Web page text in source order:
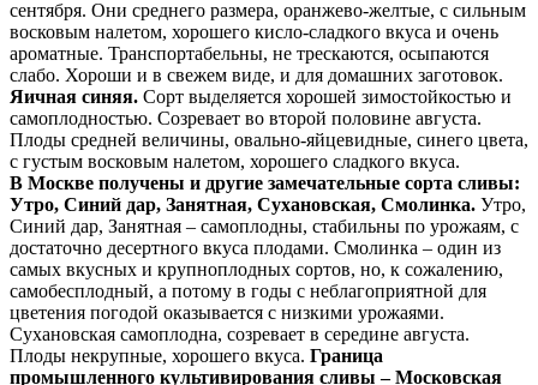
сентября. Они среднего размера, оранжево-желтые, с сильным
восковым налетом, хорошего кисло-сладкого вкуса и очень
ароматные. Транспортабельны, не трескаются, осыпаются
слабо. Хороши и в свежем виде, и для домашних заготовок.
Яичная синяя. Сорт выделяется хорошей зимостойкостью и
самоплодностью. Созревает во второй половине августа.
Плоды средней величины, овально-яйцевидные, синего цвета,
с густым восковым налетом, хорошего сладкого вкуса.
В Москве получены и другие замечательные сорта сливы:
Утро, Синий дар, Занятная, Сухановская, Смолинка. Утро,
Синий дар, Занятная – самоплодны, стабильны по урожаям, с
достаточно десертного вкуса плодами. Смолинка – один из
самых вкусных и крупноплодных сортов, но, к сожалению,
самобесплодный, а потому в годы с неблагоприятной для
цветения погодой оказывается с низкими урожаями.
Сухановская самоплодна, созревает в середине августа.
Плоды некрупные, хорошего вкуса. Граница
промышленного культивирования сливы – Московская